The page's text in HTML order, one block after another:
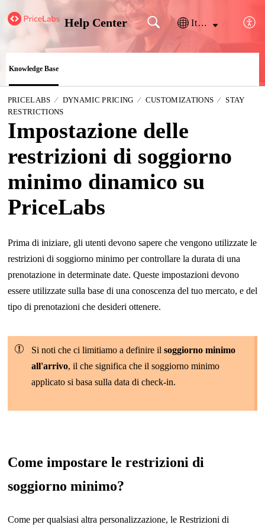
Help Center Italiano
Knowledge Base
PRICELABS DYNAMIC PRICING CUSTOMIZATIONS
STAY
RESTRICTIONS
Impostazione delle
restrizioni di soggiorno
minimo dinamico su
PriceLabs
Prima di iniziare, gli utenti devono sapere che vengono utilizzate le
restrizioni di soggiorno minimo per controllare la durata di una
prenotazione in determinate date. Queste impostazioni devono
essere utilizzate sulla base di una conoscenza del tuo mercato, e del
tipo di prenotazioni che desideri ottenere.
Si noti che ci limitiamo a definire il soggiorno minimo
all'arrivo, il che significa che il soggiorno minimo
applicato si basa sulla data di check-in.
Come impostare le restrizioni di
soggiorno minimo?
Come per qualsiasi altra personalizzazione, le Restrizioni di